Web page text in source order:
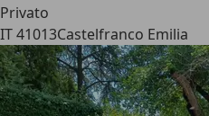
Privato
IT 41013Castelfranco Emilia